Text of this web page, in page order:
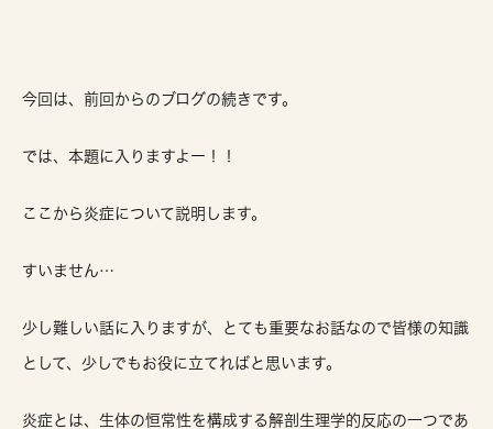
今回は、前回からのブログの続きです。
では、本題に入りますよー！！
ここから炎症について説明します。
すいません…
少し難しい話に入りますが、とても重要なお話なので皆様の知識
として、少しでもお役に立てればと思います。
炎症とは、生体の恒常性を構成する解剖生理学的反応の一つであ